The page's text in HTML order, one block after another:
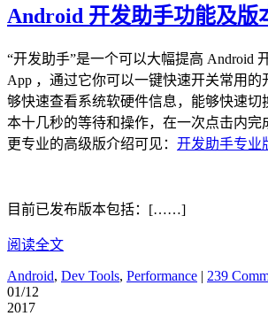
Android 开发助手功能及版
“开发助手”是一个可以大幅提高 Android
App ，通过它你可以一键快速开关常用的
够快速查看系统软硬件信息，能够快速切
本十几秒的等待和操作，在一次点击内完
更专业的高级版介绍可见： 开发助手专业
目前已发布版本包括：[……]
阅读全文
Android, Dev Tools, Performance | 239
01/12
2017